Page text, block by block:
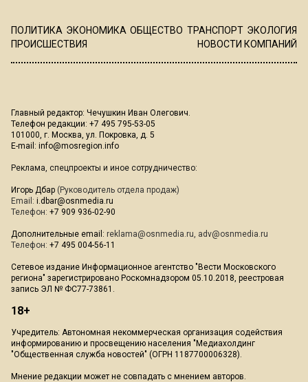
ПОЛИТИКА ЭКОНОМИКА ОБЩЕСТВО ТРАНСПОРТ ЭКОЛОГИЯ
ПРОИСШЕСТВИЯ
НОВОСТИ КОМПАНИЙ
Главный редактор: Чечушкин Иван Олегович.
Телефон редакции: +7 495 795-53-05
101000, г. Москва, ул. Покровка, д. 5
E-mail: info@mosregion.info
Реклама, спецпроекты и иное сотрудничество:
Игорь Дбар (Руководитель отдела продаж)
Email: i.dbar@osnmedia.ru
Телефон: +7 909 936-02-90
Дополнительные email: reklama@osnmedia.ru, adv@osnmedia.ru
Телефон: +7 495 004-56-11
Сетевое издание Информационное агентство "Вести Московского
региона" зарегистрировано Роскомнадзором 05.10.2018, реестровая
запись ЭЛ № ФС77-73861.
18+
Учредитель: Автономная некоммерческая организация содействия
информированию и просвещению населения "Медиахолдинг
"Общественная служба новостей" (ОГРН 1187700006328).
Мнение редакции может не совпадать с мнением авторов.